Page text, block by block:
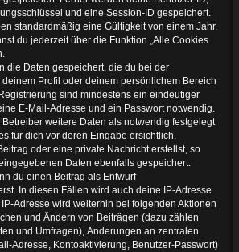
und eine Session-ID gespeichert.
standardmäßig eine Gültigkeit von einem Jahr.
du jederzeit über die Funktion „Alle Cookies
die Daten gespeichert, die du bei der
deinem Profil oder deinem persönlichem Bereich
sind mindestens ein eindeutiger
E-Mail-Adresse und ein Passwort notwendig.
weitere Daten als notwendig festgelegt
für dich vor deren Eingabe ersichtlich.
oder eine private Nachricht erstellst, so
Daten ebenfalls gespeichert.
du einen Beitrag als Entwurf
In diesen Fällen wird auch deine IP-Adresse
Adresse wird weiterhin bei folgenden Aktionen
und Ändern von Beiträgen (dazu zählen
und Umfragen), Änderungen an zentralen
Adresse, Kontoaktivierung, Benutzer-Passwort)